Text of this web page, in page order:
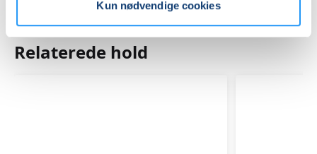
Kun nødvendige cookies
Relaterede hold